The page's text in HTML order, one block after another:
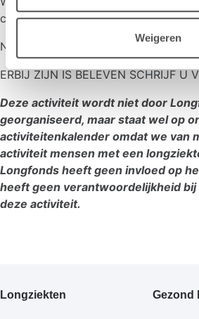
Weigeren
consumptie en de puntzak friet.
Niet leden of introducé betalen 12,50
ERBIJ ZIJN IS BELEVEN SCHRIJF U
Deze activiteit wordt niet door
georganiseerd, maar staat wel op
activiteitenkalender omdat we van
activiteit mensen met een
Longfonds heeft geen invloed op
heeft geen verantwoordelijkheid
deze activiteit.
Primair
Longziekten Gezond